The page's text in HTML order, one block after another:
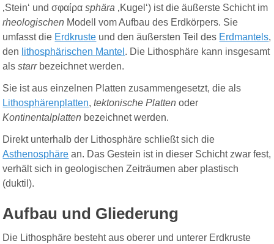
‚Stein‘ und σφαίραsphära ‚Kugel‘) ist die äußerste Schicht im
rheologischen Modell vom Aufbau des Erdkörpers. Sie
umfasst die Erdkruste und den äußersten Teil des Erdmantels,
den lithosphärischen Mantel . Die Lithosphäre kann insgesamt
alsstarrbezeichnet werden.
Sie ist aus einzelnen Platten zusammengesetzt, die als
Lithosphärenplatten,tektonische Platten oder
Kontinentalplatten bezeichnet werden.
Direkt unterhalb der Lithosphäre schließt sich die
Asthenosphäre an. Das Gestein ist in dieser Schicht zwar fest,
verhält sich in geologischen Zeiträumen aber plastisch
(duktil).
Aufbau und Gliederung
Die Lithosphäre besteht aus oberer und unterer Erdkruste